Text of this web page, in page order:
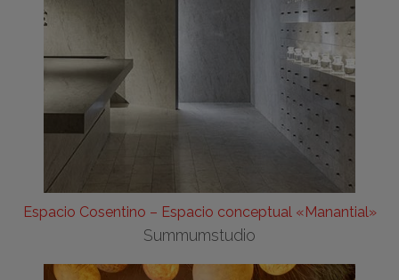
Espacio Cosentino – Espacio conceptual «Manantial»
Summumstudio